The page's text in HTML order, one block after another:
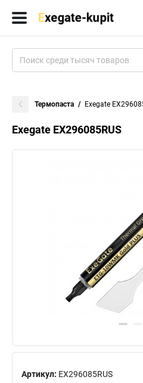
Термопаста Exegate
Exegate EX296085RUS
Артикул: EX296085RUS